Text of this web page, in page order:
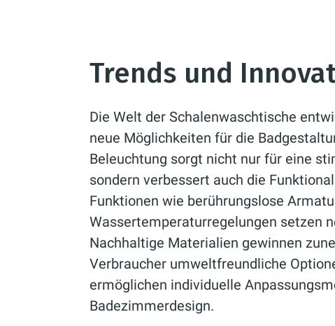
Trends und
Die Welt der Schalenwaschtische
neue Möglichkeiten für die
Beleuchtung sorgt nicht nur für eine
sondern verbessert auch die
Funktionen wie berührungslose
Wassertemperaturregelungen setzen
Nachhaltige Materialien gewinnen
Verbraucher umweltfreundliche
ermöglichen individuelle
Badezimmerdesign.